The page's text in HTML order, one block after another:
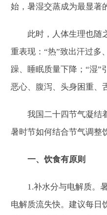
始，暑湿交蒸成为最显著
此时，人体生理也随
重表现：“热”致出汗过多
躁、睡眠质量下降；“湿”
恶心、腹泻、头身困重、
我国二十四节气凝结
暑时节如何结合节气调整
一、饮食有原则
1.补水分与电解质。
电解质流失快。建议每日